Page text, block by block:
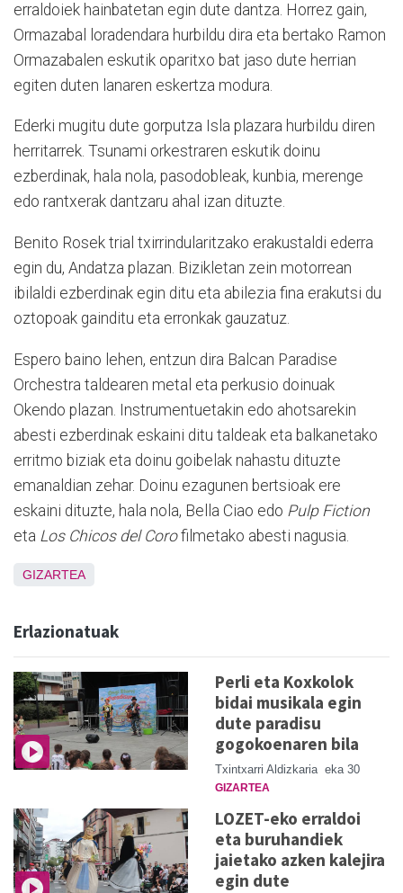
erraldoiek hainbatetan egin dute dantza. Horrez gain,
Ormazabal loradendara hurbildu dira eta bertako Ramon
Ormazabalen eskutik oparitxo bat jaso dute herrian
egiten duten lanaren eskertza modura.
Ederki mugitu dute gorputza Isla plazara hurbildu diren
herritarrek. Tsunami orkestraren eskutik doinu
ezberdinak, hala nola, pasodobleak, kunbia, merenge
edo rantxerak dantzaru ahal izan dituzte.
Benito Rosek trial txirrindularitzako erakustaldi ederra
egin du, Andatza plazan. Bizikletan zein motorrean
ibilaldi ezberdinak egin ditu eta abilezia fina erakutsi du
oztopoak gainditu eta erronkak gauzatuz.
Espero baino lehen, entzun dira Balcan Paradise
Orchestra taldearen metal eta perkusio doinuak
Okendo plazan. Instrumentuetakin edo ahotsarekin
abesti ezberdinak eskaini ditu taldeak eta balkanetako
erritmo biziak eta doinu goibelak nahastu dituzte
emanaldian zehar. Doinu ezagunen bertsioak ere
eskaini dituzte, hala nola, Bella Ciao edo Pulp Fiction
eta Los Chicos del Corofilmetako abesti nagusia.
GIZARTEA
Erlazionatuak
Perli eta Koxkolok
bidai musikala egin
dute paradisu
gogokoenaren bila
Txintxarri Aldizkaria eka 30
GIZARTEA
LOZET-eko erraldoi
eta buruhandiek
jaietako azken kalejira
egin dute